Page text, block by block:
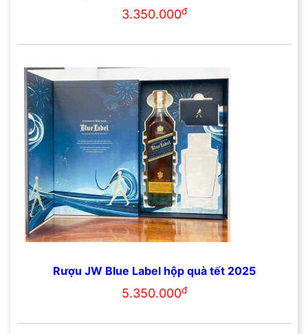
3.350.000đ
Rượu JW Blue Label hộp quà tết 2025
5.350.000đ